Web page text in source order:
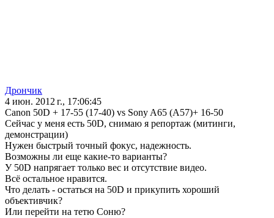
Дрончик
4 июн. 2012 г., 17:06:45
Canon 50D + 17-55 (17-40) vs Sony A65 (A57)+ 16-50
Сейчас у меня есть 50D, снимаю я репортаж (митинги,
демонстрации)
Нужен быстрый точный фокус, надежность.
Возможны ли еще какие-то варианты?
У 50D напрягает только вес и отсутствие видео.
Всё остальное нравится.
Что делать - остаться на 50D и прикупить хороший
объективчик?
Или перейти на тетю Соню?